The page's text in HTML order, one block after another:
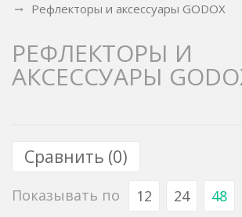
Рефлекторы и аксессуары GODOX
РЕФЛЕКТОРЫ И
АКСЕССУАРЫ
Сравнить (0)
Показывать по 12 24 48